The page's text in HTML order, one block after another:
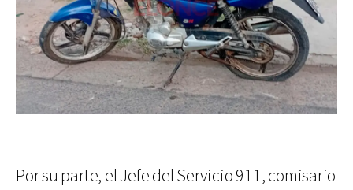
Por su parte, el Jefe del Servicio 911, comisario